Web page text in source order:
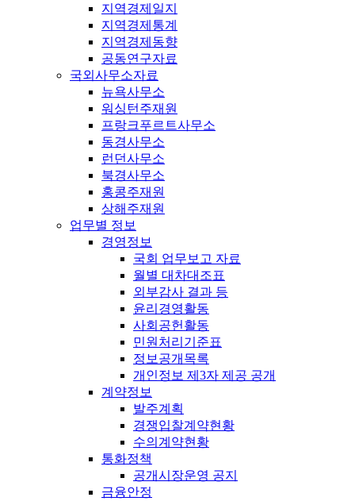
지역경제일지
지역경제통계
지역경제동향
공동연구자료
국외사무소자료
뉴욕사무소
워싱턴주재원
프랑크푸르트사무소
동경사무소
런던사무소
북경사무소
홍콩주재원
상해주재원
업무별 정보
경영정보
국회 업무보고 자료
월별 대차대조표
외부감사 결과 등
윤리경영활동
사회공헌활동
민원처리기준표
정보공개목록
개인정보 제3자 제공 공개
계약정보
발주계획
경쟁입찰계약현황
수의계약현황
통화정책
공개시장운영 공지
금융안정